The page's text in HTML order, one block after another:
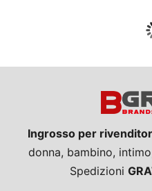
Ingrosso per
donna, bambino,
Spedizioni